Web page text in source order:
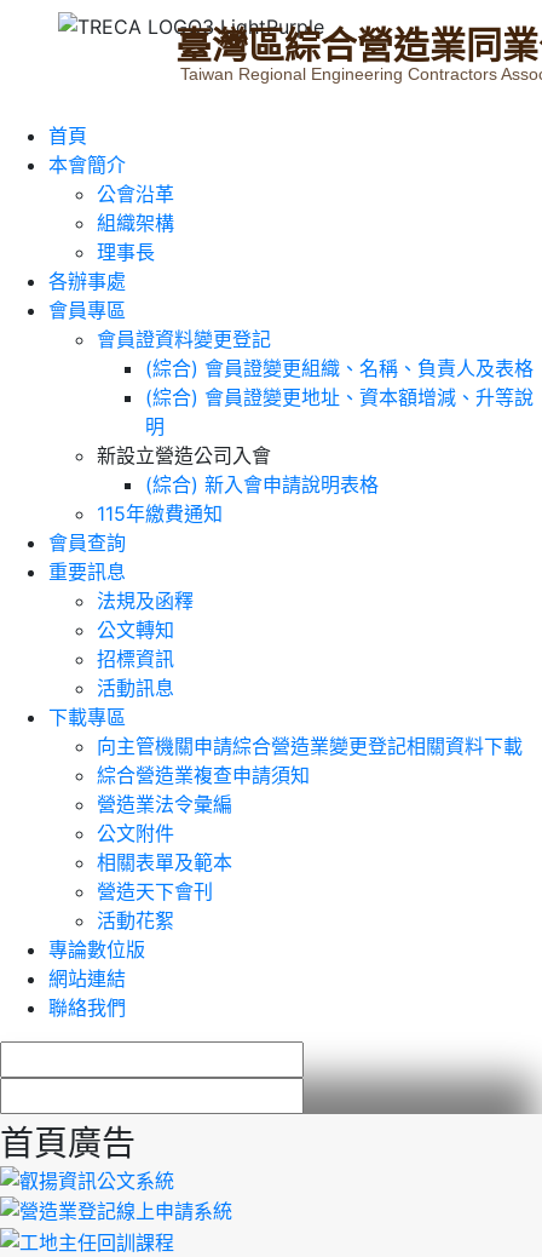
臺灣區綜合營造業同業
Taiwan Regional Engineering Contractors
首頁
本會簡介
公會沿革
組織架構
理事長
各辦事處
會員專區
會員證資料變更登記
(綜合) 會員證變更組織、名稱、負責人及表格
(綜合) 會員證變更地址、資本額增減、升等說
明
新設立營造公司入會
(綜合) 新入會申請說明表格
115年繳費通知
會員查詢
重要訊息
法規及函釋
公文轉知
招標資訊
活動訊息
下載專區
向主管機關申請綜合營造業變更登記相關資料下載
綜合營造業複查申請須知
營造業法令彙編
公文附件
相關表單及範本
營造天下會刊
活動花絮
專論數位版
網站連結
聯絡我們
首頁廣告